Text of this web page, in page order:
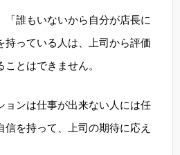
「誰もいないから自分が店長に
持っている人は、上司から評価
とはできません。
ョンは仕事が出来ない人には任
を持って、上司の期待に応え